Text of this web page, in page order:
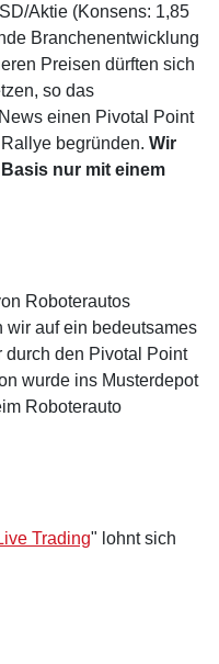
Aktie (Konsens: 1,85
Branchenentwicklung
Preisen dürften sich
so das
einen Pivotal Point
begründen. Wir
nur mit einem
Roboterautos
wir auf ein bedeutsames
durch den Pivotal Point
wurde ins Musterdepot
Roboterauto
Trading" lohnt sich